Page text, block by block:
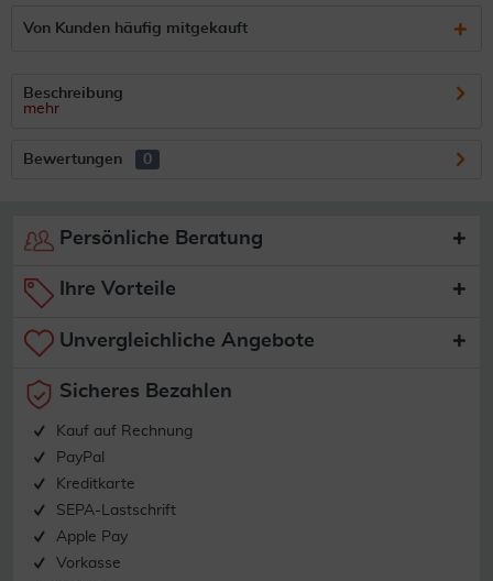
Von Kunden häufig mitgekauft
Beschreibung
mehr
Bewertungen 0
Persönliche Beratung
Ihre Vorteile
Unvergleichliche Angebote
Sicheres Bezahlen
Kauf auf Rechnung
PayPal
Kreditkarte
SEPA-Lastschrift
Apple Pay
Vorkasse